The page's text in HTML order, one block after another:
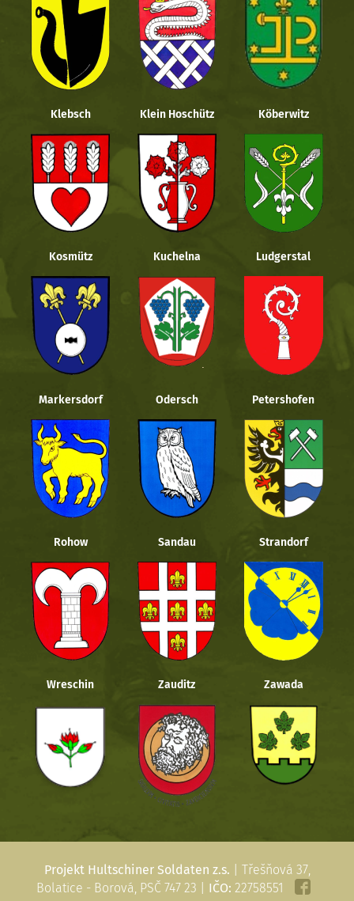
Klebsch Klein Hoschütz Köberwitz
Kosmütz Kuchelna Ludgerstal
Markersdorf Odersch Petershofen
Rohow Sandau Strandorf
Wreschin Zauditz Zawada
Projekt Hultschiner Soldaten z.s. | Třešňová 37,
Bolatice - Borová, PSČ 747 23 | IČO: 22758551